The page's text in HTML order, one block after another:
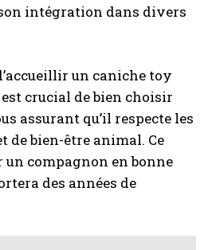
intégration dans divers
un caniche toy
crucial de bien choisir
assurant qu’il respecte les
de bien-être animal. Ce
compagnon en bonne
des années de